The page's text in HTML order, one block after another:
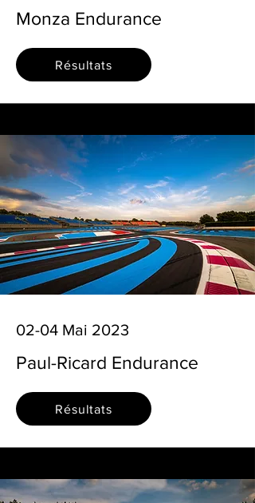
Monza Endurance
Résultats
02-04 Mai 2023
Paul-Ricard Endurance
Résultats